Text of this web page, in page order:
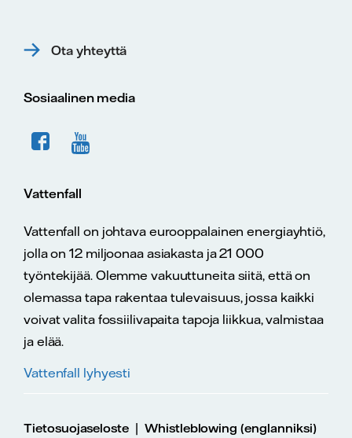
Ota yhteyttä
Sosiaalinen media
Vattenfall
Vattenfall on johtava eurooppalainen energiayhtiö,
jolla on 12 miljoonaa asiakasta ja 21 000
työntekijää. Olemme vakuuttuneita siitä, että on
olemassa tapa rakentaa tulevaisuus, jossa kaikki
voivat valita fossiilivapaita tapoja liikkua, valmistaa
ja elää.
Vattenfall lyhyesti
Tietosuojaseloste | Whistleblowing (englanniksi)